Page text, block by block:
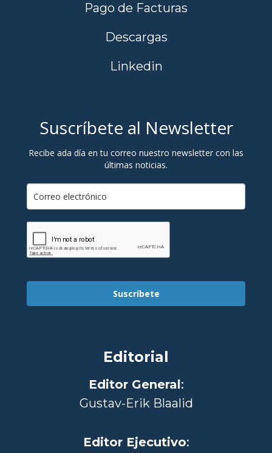
Pago de Facturas
Descargas
Linkedin
Suscríbete al Newsletter
Recibe ada día en tu correo nuestro newsletter con las
últimas noticias.
Suscríbete
Editorial
Editor General:
Gustav-Erik Blaalid
Editor Ejecutivo: